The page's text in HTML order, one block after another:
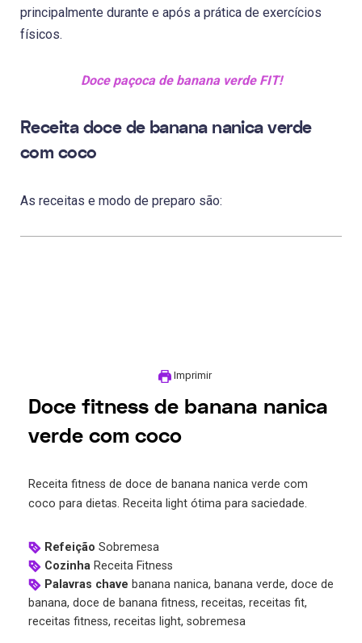
principalmente durante e após a prática de exercícios
físicos.
Doce paçoca de banana verde FIT!
Receita doce de banana nanica verde
com coco
As receitas e modo de preparo são:
Imprimir
Doce fitness de banana nanica
verde com coco
Receita fitness de doce de banana nanica verde com
coco para dietas. Receita light ótima para saciedade.
Refeição Sobremesa
Cozinha Receita Fitness
Palavras chave banana nanica, banana verde, doce de
banana, doce de banana fitness, receitas, receitas fit,
receitas fitness, receitas light, sobremesa